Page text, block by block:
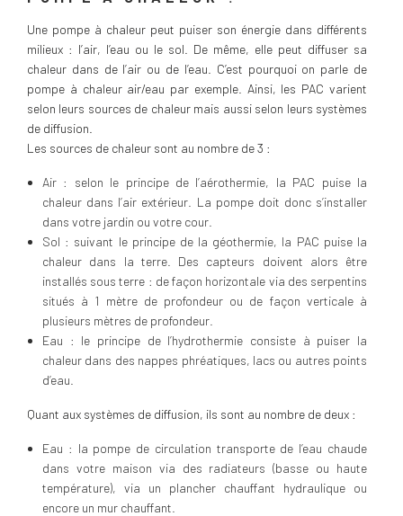
Une pompe à chaleur peut puiser son énergie dans différents
milieux : l’air, l’eau ou le sol. De même, elle peut diffuser sa
chaleur dans de l’air ou de l’eau. C’est pourquoi on parle de
pompe à chaleur air/eau par exemple. Ainsi, les PAC varient
selon leurs sources de chaleur mais aussi selon leurs systèmes
de diffusion.
Les sources de chaleur sont au nombre de 3 :
Air : selon le principe de l’aérothermie, la PAC puise la
chaleur dans l’air extérieur. La pompe doit donc s’installer
dans votre jardin ou votre cour.
Sol : suivant le principe de la géothermie, la PAC puise la
chaleur dans la terre. Des capteurs doivent alors être
installés sous terre : de façon horizontale via des serpentins
situés à 1 mètre de profondeur ou de façon verticale à
plusieurs mètres de profondeur.
Eau : le principe de l’hydrothermie consiste à puiser la
chaleur dans des nappes phréatiques, lacs ou autres points
d’eau.
Quant aux systèmes de diffusion, ils sont au nombre de deux :
Eau : la pompe de circulation transporte de l’eau chaude
dans votre maison via des radiateurs (basse ou haute
température), via un plancher chauffant hydraulique ou
encore un mur chauffant.